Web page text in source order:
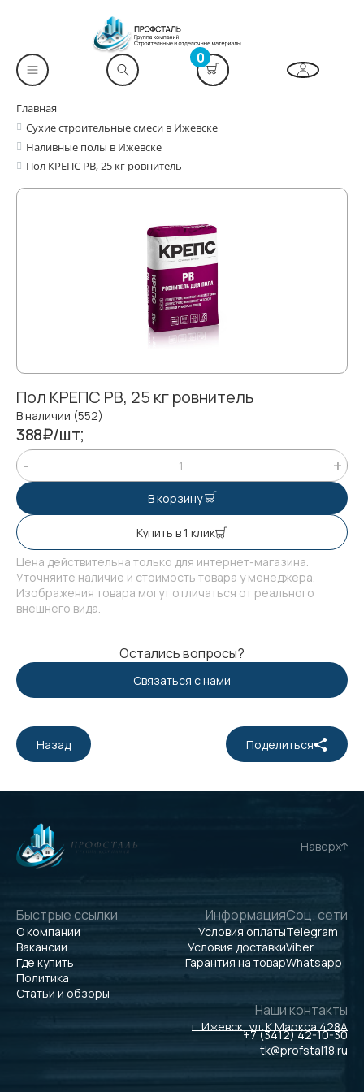
0
Главная
Сухие строительные смеси в Ижевске
Наливные полы в Ижевске
Пол КРЕПС РВ, 25 кг ровнитель
Пол КРЕПС РВ, 25 кг ровнитель
В наличии (552)
388₽/шт;
В корзину
Купить в 1 клик
Цена действительна только для интернет-магазина.
Уточняйте наличие и стоимость товара у менеджера.
Изображения товара могут отличаться от реального
внешнего вида.
Остались вопросы?
Связаться с нами
Назад Поделиться
Наверх
Быстрые ссылки
О компании
Вакансии
Где купить
Политика
Статьи и обзоры
Информация
Условия оплаты
Условия доставки
Гарантия на товар
Соц. сети
Telegram
Viber
Whatsapp
Наши контакты
г. Ижевск, ул. К.Маркса 428А
+7 (3412) 42-10-30
tk@profstal18.ru